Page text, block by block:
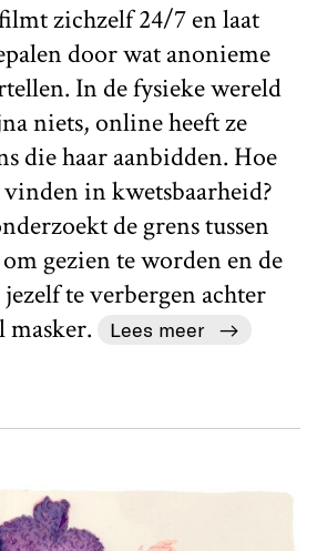
zichzelf 24/7 en laat
door wat anonieme
In de fysieke wereld
niets, online heeft ze
die haar aanbidden. Hoe
in kwetsbaarheid?
de grens tussen
gezien te worden en de
te verbergen achter
masker.
Lees meer